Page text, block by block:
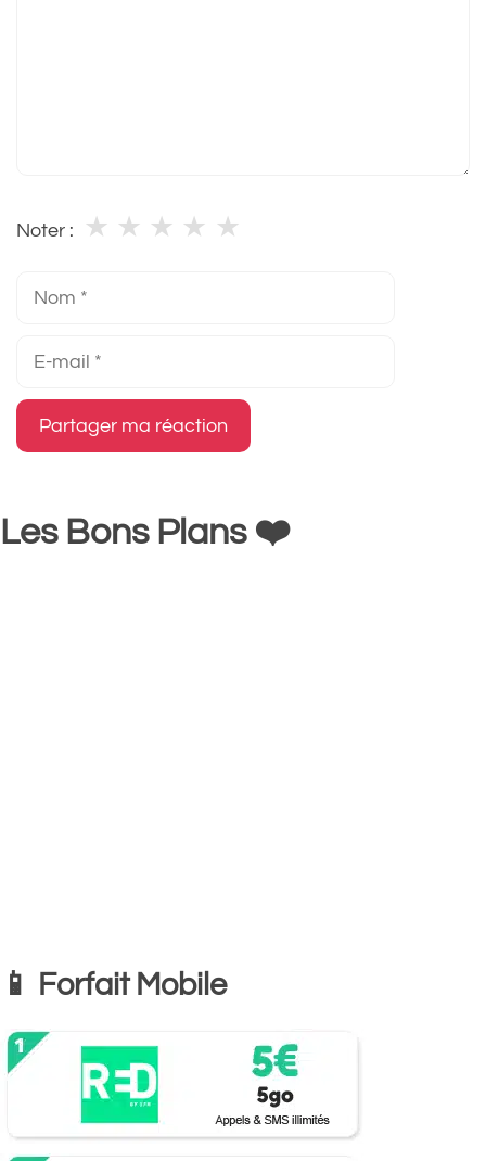
Noter : ★
★
★
★
★
Les Bons Plans ❤️
📱 Forfait Mobile